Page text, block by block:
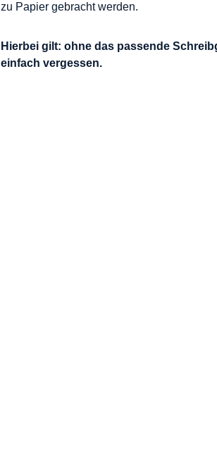
zu Papier gebracht werden.
Hierbei gilt: ohne das passende
einfach vergessen.